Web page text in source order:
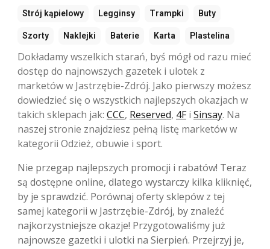
Strój kąpielowy Legginsy Trampki Buty
Szorty Naklejki Baterie Karta Plastelina
Dokładamy wszelkich starań, byś mógł od razu mieć
dostęp do najnowszych gazetek i ulotek z
marketów w Jastrzębie-Zdrój. Jako pierwszy możesz
dowiedzieć się o wszystkich najlepszych okazjach w
takich sklepach jak: CCC, Reserved, 4Fi Sinsay. Na
naszej stronie znajdziesz pełną listę marketów w
kategorii Odzież, obuwie i sport.
Nie przegap najlepszych promocji i rabatów! Teraz
są dostępne online, dlatego wystarczy kilka kliknięć,
by je sprawdzić. Porównaj oferty sklepów z tej
samej kategorii w Jastrzębie-Zdrój, by znaleźć
najkorzystniejsze okazje! Przygotowaliśmy już
najnowsze gazetki i ulotki na Sierpień. Przejrzyj je,